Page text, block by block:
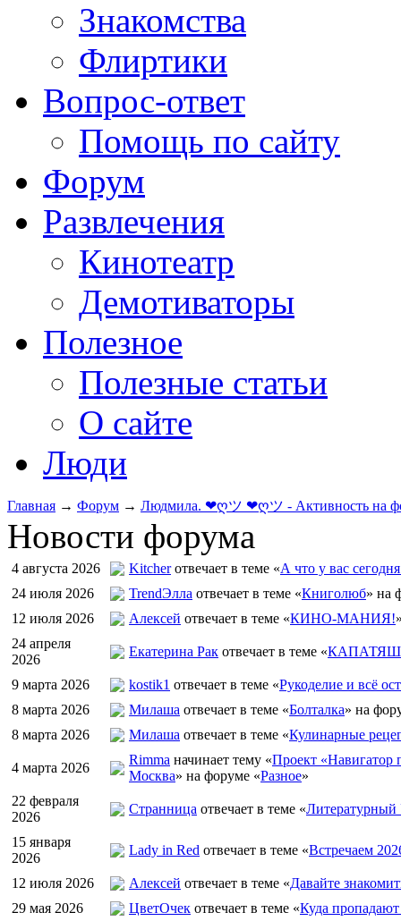
Знакомства
Флиртики
Вопрос-ответ
Помощь по сайту
Форум
Развлечения
Кинотеатр
Демотиваторы
Полезное
Полезные статьи
О сайте
Люди
Главная → Форум → Людмила. ❤ღツ ❤ღツ - Активность на
Новости форума
4 августа 2026 Kitcherотвечает в теме «А что у вас
24 июля 2026
TrendЭлла отвечает в теме «Книголюб» на
12 июля 2026
Алексей отвечает в теме «КИНО-МАНИЯ!
24 апреля
2026
Екатерина Рак отвечает в теме «
9 марта 2026 kostik1 отвечает в теме «Рукоделие и всё
8 марта 2026
Милаша отвечает в теме «Болталка» на
8 марта 2026
Милаша отвечает в теме «Кулинарные
4 марта 2026
Rimma начинает тему «Проект «Навигатор
Москва» на форуме «Разное»
22 февраля
2026
Странница отвечает в теме «Литературный
15 января
2026
Lady in Red отвечает в теме «Встречаем
12 июля 2026 Алексей отвечает в теме «Давайте
29 мая 2026
ЦветOчек отвечает в теме «Куда